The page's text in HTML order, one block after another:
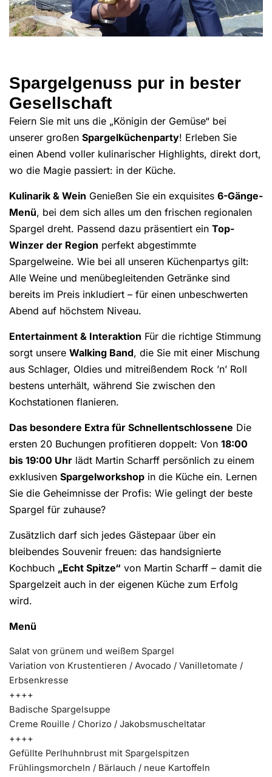
Spargelgenuss pur in bester
Gesellschaft
Feiern Sie mit uns die „Königin der Gemüse“ bei
unserer großen Spargelküchenparty! Erleben Sie
einen Abend voller kulinarischer Highlights, direkt dort,
wo die Magie passiert: in der Küche.
Kulinarik & Wein Genießen Sie ein exquisites 6-Gänge-
Menü, bei dem sich alles um den frischen regionalen
Spargel dreht. Passend dazu präsentiert ein Top-
Winzer der Region perfekt abgestimmte
Spargelweine. Wie bei all unseren Küchenpartys gilt:
Alle Weine und menübegleitenden Getränke sind
bereits im Preis inkludiert – für einen unbeschwerten
Abend auf höchstem Niveau.
Entertainment & Interaktion Für die richtige Stimmung
sorgt unsere Walking Band, die Sie mit einer Mischung
aus Schlager, Oldies und mitreißendem Rock ’n’ Roll
bestens unterhält, während Sie zwischen den
Kochstationen flanieren.
Das besondere Extra für Schnellentschlossene Die
ersten 20 Buchungen profitieren doppelt: Von 18:00
bis 19:00 Uhr lädt Martin Scharff persönlich zu einem
exklusiven Spargelworkshop in die Küche ein. Lernen
Sie die Geheimnisse der Profis: Wie gelingt der beste
Spargel für zuhause?
Zusätzlich darf sich jedes Gästepaar über ein
bleibendes Souvenir freuen: das handsignierte
Kochbuch „Echt Spitze“ von Martin Scharff – damit die
Spargelzeit auch in der eigenen Küche zum Erfolg
wird.
Menü
Salat von grünem und weißem Spargel
Variation von Krustentieren / Avocado / Vanilletomate /
Erbsenkresse
++++
Badische Spargelsuppe
Creme Rouille / Chorizo / Jakobsmuscheltatar
++++
Gefüllte Perlhuhnbrust mit Spargelspitzen
Frühlingsmorcheln / Bärlauch / neue Kartoffeln